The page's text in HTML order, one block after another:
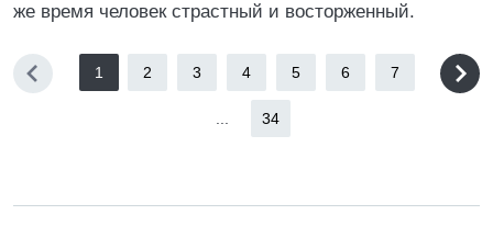
же время человек страстный и восторженный.
1 2 3 4 5 6 7
34